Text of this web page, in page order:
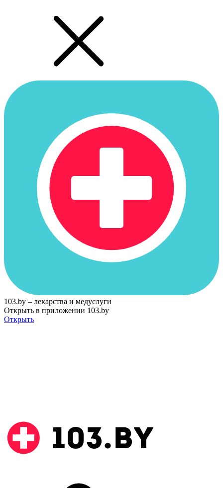
103.by – лекарства и медуслуги
Открыть в приложении 103.by
Открыть